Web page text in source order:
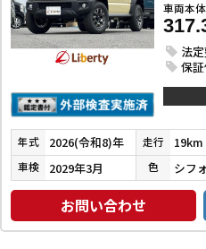
車両本
法
保
年式 2026(令和8)年 走行 19km
車検 2029年3月 色
お問い合わせ